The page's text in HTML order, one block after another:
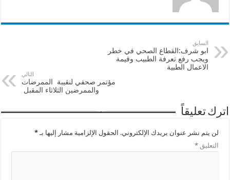
السابق
ابو شرف:القطاع الصحي في خطر
ويجب رفع تعرفة الطبيب وقيمة
الاعمال الطبية
التالي
مؤتمر صحفي لنقيبة الممرضات
والممرضين الثلاثاء المقبل
اترك تعليقاً
لن يتم نشر عنوان بريدك الإلكتروني. الحقول الإلزامية مشار إليها بـ*
التعليق*